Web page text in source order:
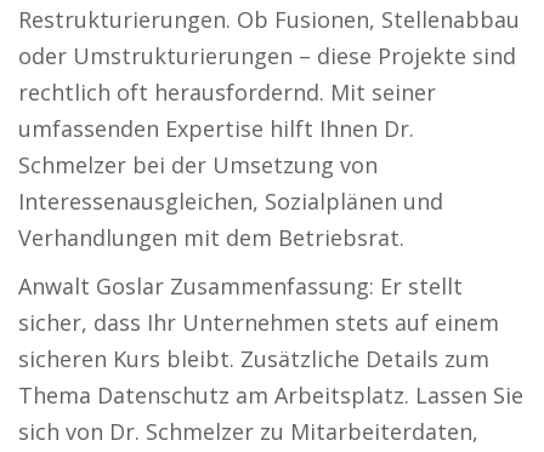
Restrukturierungen. Ob Fusionen, Stellenabbau
oder Umstrukturierungen – diese Projekte sind
rechtlich oft herausfordernd. Mit seiner
umfassenden Expertise hilft Ihnen Dr.
Schmelzer bei der Umsetzung von
Interessenausgleichen, Sozialplänen und
Verhandlungen mit dem Betriebsrat.
Anwalt Goslar Zusammenfassung: Er stellt
sicher, dass Ihr Unternehmen stets auf einem
sicheren Kurs bleibt. Zusätzliche Details zum
Thema Datenschutz am Arbeitsplatz. Lassen Sie
sich von Dr. Schmelzer zu Mitarbeiterdaten,